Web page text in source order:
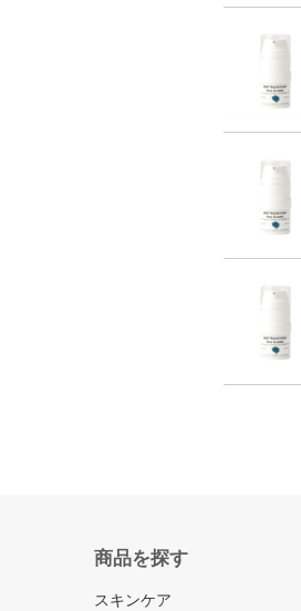
商品を探す
スキンケア